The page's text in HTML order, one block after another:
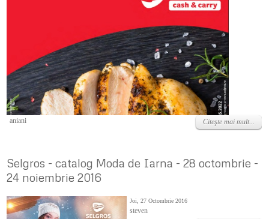
Luni, 16 Mai 2022
aniani Citeşte mai mult...
Selgros - catalog Moda de Iarna - 28 octombrie -
24 noiembrie 2016
Joi, 27 Octombrie 2016
steven